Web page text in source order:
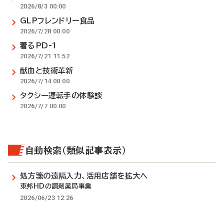
2026/8/3 00:00
GLPフレンドリー食品
2026/7/28 00:00
着るPD-1
2026/7/21 11:52
献血と技術革新
2026/7/14 00:00
タクシー運転手の体験談
2026/7/7 00:00
自動検索（類似記事表示）
処方箋の遠隔入力、活用店舗を拡大へ
東邦HDの調剤薬局事業
2026/06/23 12:26